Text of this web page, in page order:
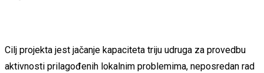
Cilj projekta jest jačanje kapaciteta triju udruga za provedbu
aktivnosti prilagođenih lokalnim problemima, neposredan rad